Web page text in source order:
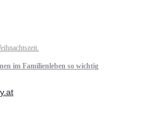
im Familienleben so wichtig